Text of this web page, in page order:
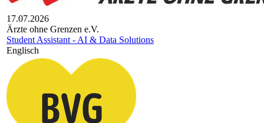
17.07.2026
Ärzte ohne Gren­zen e.V.
Student Assistant - AI & Data Solutions
Englisch